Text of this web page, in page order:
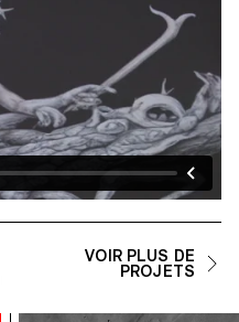
VOIR PLUS DE
PROJETS